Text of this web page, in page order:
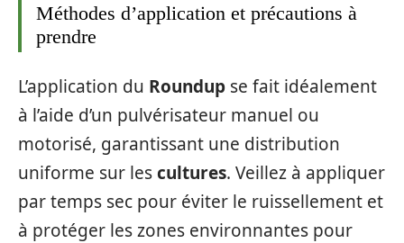
Méthodes d’application et précautions à
prendre
L’application du Roundup se fait idéalement
à l’aide d’un pulvérisateur manuel ou
motorisé, garantissant une distribution
uniforme sur lescultures. Veillez à appliquer
par temps sec pour éviter le ruissellement et
à protéger les zones environnantes pour